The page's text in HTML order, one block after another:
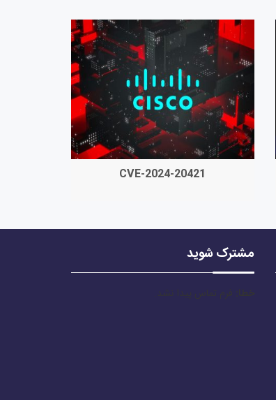
CVE-2024-20421
مشترک شوید
خطا: فرم تماس پیدا نشد.